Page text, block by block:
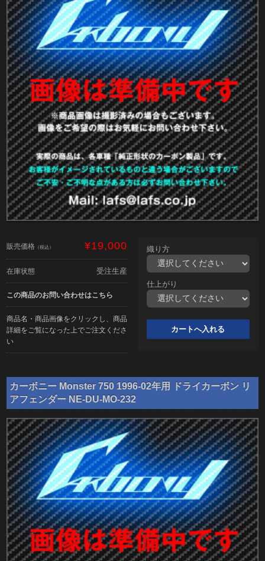
販売価格 （税込） ¥19,000
在庫状態 受注生産
この商品のお問い合わせはこちら
商品名・商品画像をクリックし、商品
詳細をご覧になった上でご注文くださ
い
織り方
仕上がり
カーボニー Monster 750 1996-02年用 ドライカーボン リ
アフェンダー NE-DU-MO-232